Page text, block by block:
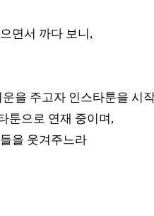
면서 까다 보니,
을 주고자 인스타툰을 시
툰으로 연재 중이며,
을 웃겨주느라